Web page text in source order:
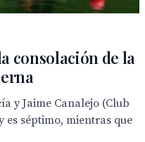
consolación de la
y Jaime Canalejo (Club
es séptimo, mientras que